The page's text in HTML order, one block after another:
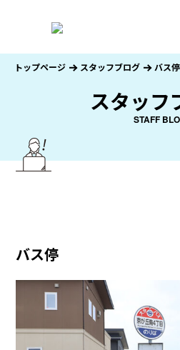
スタッフ
STAFF
トップページ スタッフブログ バス停
バス停